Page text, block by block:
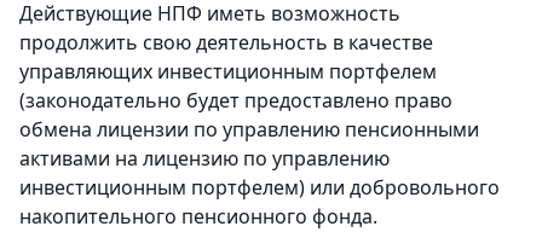
Действующие НПФ иметь возможность
продолжить свою деятельность в качестве
управляющих инвестиционным портфелем
(законодательно будет предоставлено право
обмена лицензии по управлению пенсионными
активами на лицензию по управлению
инвестиционным портфелем) или добровольного
накопительного пенсионного фонда.